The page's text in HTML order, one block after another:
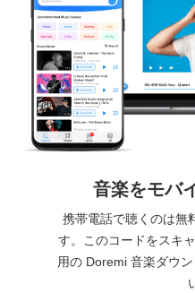
音楽をモバ
携帯電話で聴くのは無
す。このコードをスキ
用の Doremi 音楽ダウ